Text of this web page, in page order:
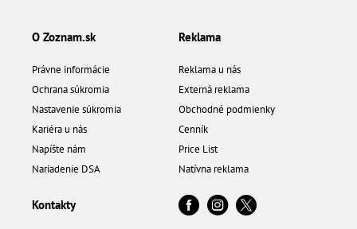
O Zoznam.sk
Právne informácie
Ochrana súkromia
Nastavenie súkromia
Kariéra u nás
Napíšte nám
Nariadenie DSA
Reklama
Reklama u nás
Externá reklama
Obchodné podmienky
Cenník
Price List
Natívna reklama
Kontakty